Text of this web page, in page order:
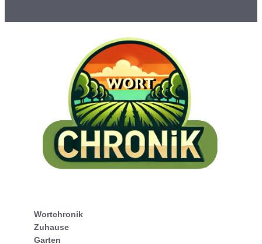
Wortchronik
Zuhause
Garten